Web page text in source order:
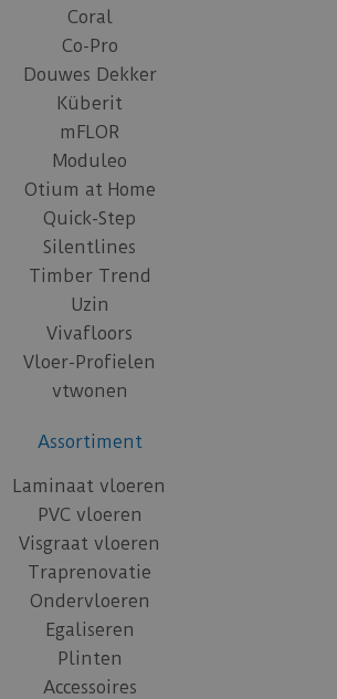
Coral
Co-Pro
Douwes Dekker
Küberit
mFLOR
Moduleo
Otium at Home
Quick-Step
Silentlines
Timber Trend
Uzin
Vivafloors
Vloer-Profielen
vtwonen
Assortiment
Laminaat vloeren
PVC vloeren
Visgraat vloeren
Traprenovatie
Ondervloeren
Egaliseren
Plinten
Accessoires